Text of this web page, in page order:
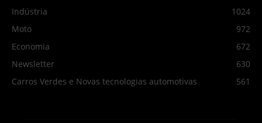
Indústria
1024
Moto
972
Economia
672
Newsletter
630
Carros Verdes e Novas tecnologias automotivas
561